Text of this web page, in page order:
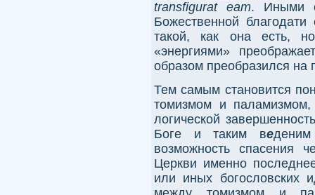
transfigurat eam. Иными
Божественной благодати
такой, как она есть,
«энергиями»
образом преобразился на
Тем самым становится
томизмом и
логической
Боге и таким ве
возможность спасения
Церкви именно
или иных богословских